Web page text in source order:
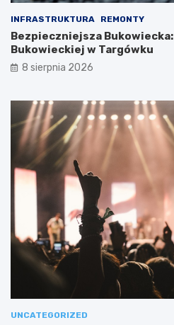
INFRASTRUKTURA REMONTY
Bezpieczniejsza
Bukowieckiej w Targówku
8 sierpnia 2026
UNCATEGORIZED